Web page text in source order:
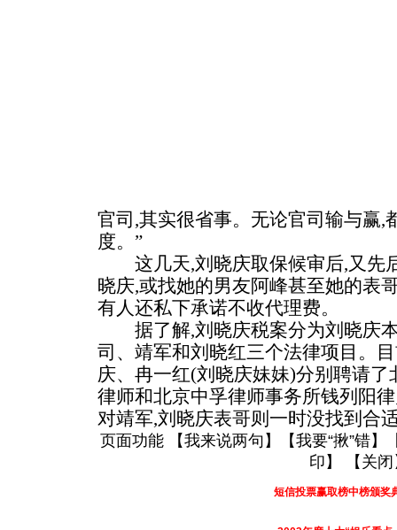
官司,其实很省事。无论官司输与赢,
度。”
这几天,刘晓庆取保候审后,又先
晓庆,或找她的男友阿峰甚至她的表
有人还私下承诺不收代理费。
据了解,刘晓庆税案分为刘晓庆本
司、靖军和刘晓红三个法律项目。
庆、冉一红(刘晓庆妹妹)分别聘请
律师和北京中孚律师事务所钱列阳
对靖军,刘晓庆表哥则一时没找到合
页面功能 【我来说两句 】【我要“揪”错】
印 】 【 关闭
短信投票赢取榜中榜颁奖